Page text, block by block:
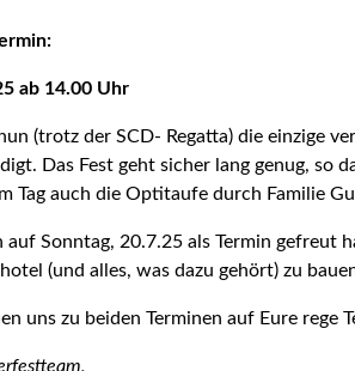
ab 14.00 Uhr
(trotz der SCD- Regatta) die einzige
Das Fest geht sicher lang genug, so
Tag auch die Optitaufe durch Familie
auf Sonntag, 20.7.25 als Termin gefreut
(und alles, was dazu gehört) zu
uns zu beiden Terminen auf Eure rege